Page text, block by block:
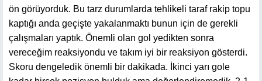
ön görüyorduk. Bu tarz durumlarda tehlikeli taraf rakip topu
kaptığı anda geçişte yakalanmaktı bunun için de gerekli
çalışmaları yaptık. Önemli olan gol yedikten sonra
vereceğim reaksiyondu ve takım iyi bir reaksiyon gösterdi.
Skoru dengeledik önemli bir dakikada. İkinci yarı gole